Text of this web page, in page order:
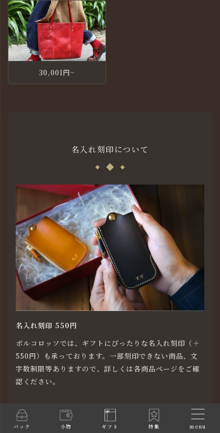
バック 小物 ギフト 特集 menu
30,001円~
名入れ刻印について
名入れ刻印 550円
ポルコロッソでは、ギフトにぴったりな名入れ刻印（＋
550円）も承っております。一部刻印できない商品、文
字数制限等ありますので、詳しくは各商品ページをご確
認ください。